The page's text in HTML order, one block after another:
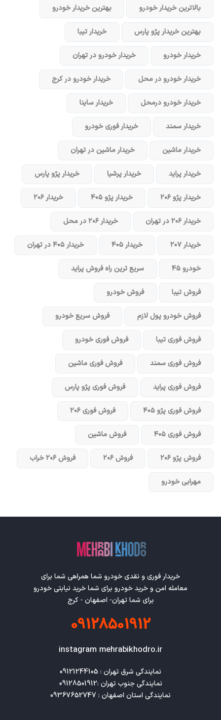
بالاترین خریدار خودرو بهترین خریدار خودرو
بهترین خریدار پژو پارس خریدار تیبا
خریدار خودرو خریدار خودرو در تهران
خریدار خودرو در محل خریدار خودرو در کرج
خریدار خودرو در‌محل خریدار ساینا
خریدار سمند خریدار فوری خودرو
خریدار ماشین خریدار ماشین در تهران
خریدار پراید خریدار پرشیا خریدار پژو پارس
خریدار پژو ۲۰۶ خریدار پژو ۴۰۵ خریدار ۲۰۶
خریدار ۲۰۶ در تهران خریدار ۲۰۶ در محل
خریدار ۲۰۷ خریدار ۴۰۵ خریدار ۴۰۵ در تهران
خودرو ۴۵ سریع ترین راه فروش پراید
فروش تیبا فروش خودرو
فروش خودرو پول لازم فروش سریع خودرو
فروش فوری تیبا فروش فوری خودرو
فروش فوری سمند فروش فوری ماشین
فروش فوری پراید فروش فوری پژو پارس
فروش فوری پژو ۴۰۵ فروش فوری ۲۰۶
فروش فوری ۴۰۵ فروش ماشین
فروش پژو ۲۰۶ فروش ۲۰۶ فروش ۲۰۶ خراب
مهرابی خودرو
خریدار فوری و نقدی خودرو شما همراهی شما برای
معامله امن و خرید خودرو برای شما خرید نیابتی خودرو
برای شما تهران- اصفهان - کرج
09128501912
instagram mehrabikhodro.ir
نمایندگی استان اصفهان : 09367652747